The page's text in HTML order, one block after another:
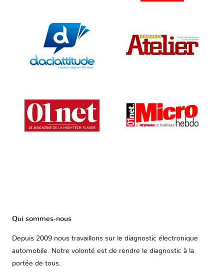
Qui sommes-nous
Depuis 2009 nous travaillons sur le diagnostic électronique
automobile. Notre volonté est de rendre le diagnostic à la
portée de tous.